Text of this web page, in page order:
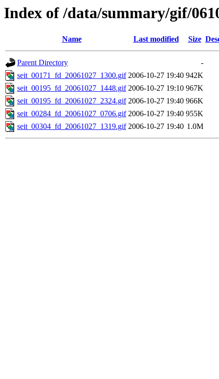
Index of /data/summary/gif/
Name Last modified Size
Parent Directory
-
seit_00171_fd_20061027_1300.gif 2006-10-27 19:40 942K
seit_00195_fd_20061027_1448.gif 2006-10-27 19:10 967K
seit_00195_fd_20061027_2324.gif 2006-10-27 19:40 966K
seit_00284_fd_20061027_0706.gif 2006-10-27 19:40 955K
seit_00304_fd_20061027_1319.gif 2006-10-27 19:40 1.0M